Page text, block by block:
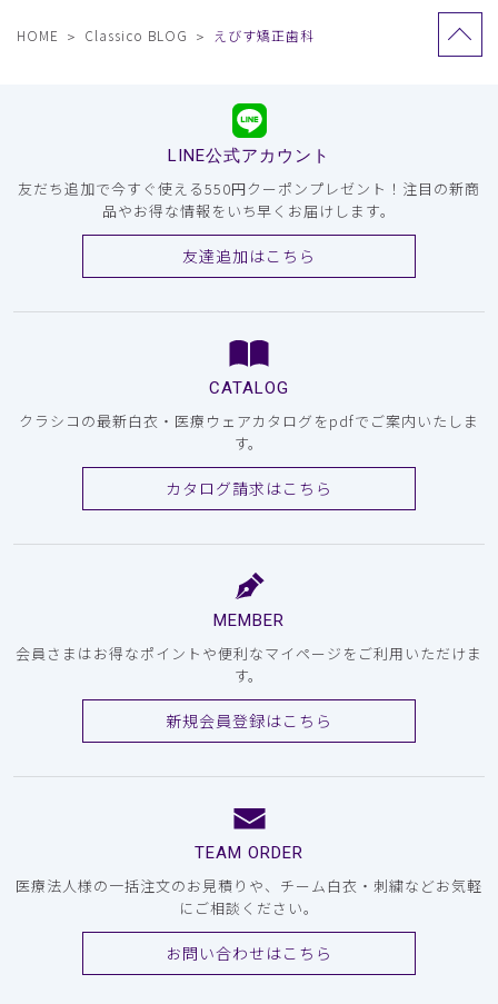
HOME Classico BLOG えびす矯正歯科
LINE公式アカウント
友だち追加で今すぐ使える550円クーポンプレゼント！注目の新商
品やお得な情報をいち早くお届けします。
友達追加はこちら
CATALOG
クラシコの最新白衣・医療ウェアカタログをpdfでご案内いたしま
す。
カタログ請求はこちら
MEMBER
会員さまはお得なポイントや便利なマイページをご利用いただけま
す。
新規会員登録はこちら
TEAM ORDER
医療法人様の一括注文のお見積りや、チーム白衣・刺繍などお気軽
にご相談ください。
お問い合わせはこちら